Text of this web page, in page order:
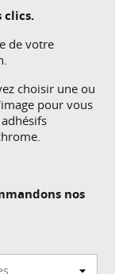
clics.
de votre
choisir une ou
pour vous
nos